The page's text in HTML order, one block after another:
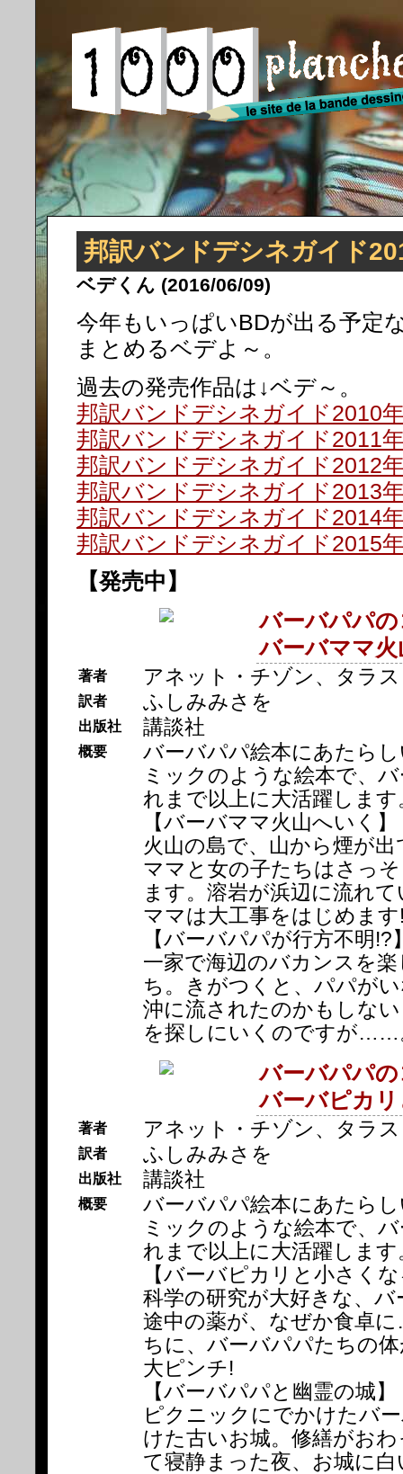
邦訳バンドデシネガイド
ベデくん (2016/06/09)
今年もいっぱいBDが出る予定
まとめるベデよ～。
過去の発売作品は↓ベデ～。
邦訳バンドデシネガイド2010
邦訳バンドデシネガイド2011
邦訳バンドデシネガイド2012
邦訳バンドデシネガイド2013
邦訳バンドデシネガイド2014
邦訳バンドデシネガイド2015
【発売中】
バーバパパ
バーバママ
著者 アネット・チゾン、タラ
訳者 ふしみみさを
出版社 講談社
概要
バーバパパ絵本にあたら
ミックのような絵本で、
れまで以上に大活躍しま
【バーバママ火山へいく】
火山の島で、山から煙が
ママと女の子たちはさっ
ます。溶岩が浜辺に流れ
ママは大工事をはじめます
【バーバパパが行方不明!?
一家で海辺のバカンスを
ち。きがつくと、パパが
沖に流されたのかもしな
を探しにいくのですが……
バーバパパ
バーバピカ
著者 アネット・チゾン、タラ
訳者 ふしみみさを
出版社 講談社
概要
バーバパパ絵本にあたら
ミックのような絵本で、
れまで以上に大活躍しま
【バーバピカリと小さく
科学の研究が大好きな、
途中の薬が、なぜか食卓
ちに、バーバパパたちの
大ピンチ!
【バーバパパと幽霊の城】
ピクニックにでかけたバ
けた古いお城。修繕がお
て寝静まった夜、お城に